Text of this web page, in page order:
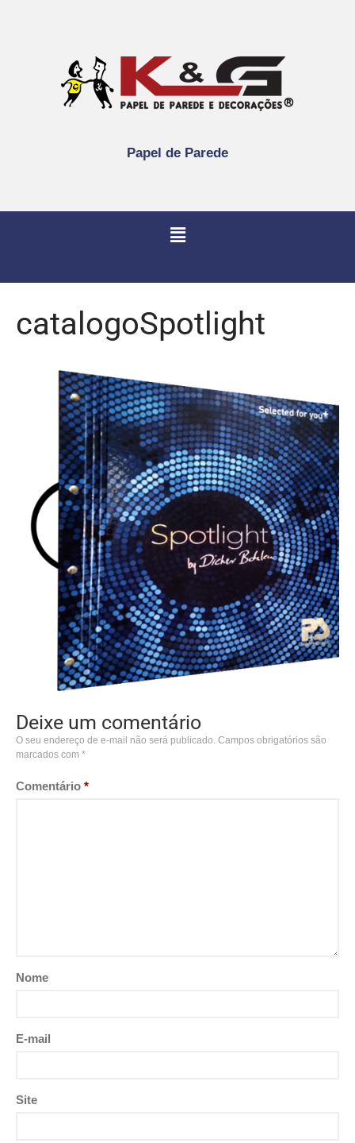
Papel de Parede
catalogoSpotlight
Deixe um comentário
O seu endereço de e-mail não será publicado. Campos obrigatórios são
marcados com *
Comentário *
Nome
E-mail
Site